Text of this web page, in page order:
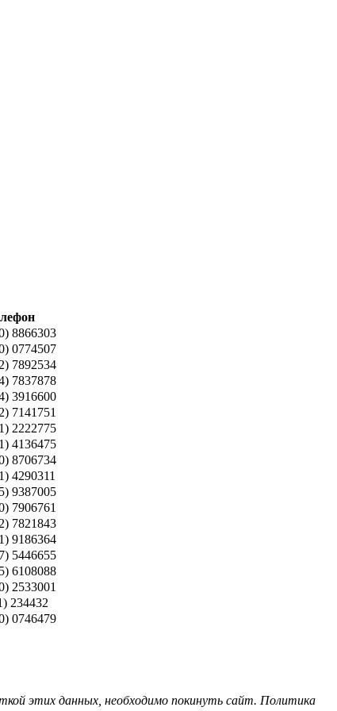
8866303
0774507
7892534
7837878
3916600
7141751
2222775
4136475
8706734
4290311
9387005
7906761
7821843
9186364
5446655
6108088
2533001
234432
0746479
этих данных, необходимо покинуть сайт. Политика